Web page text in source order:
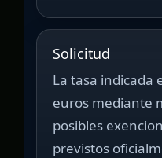
Solicitud
La tasa indicada
euros mediante
posibles
previstos